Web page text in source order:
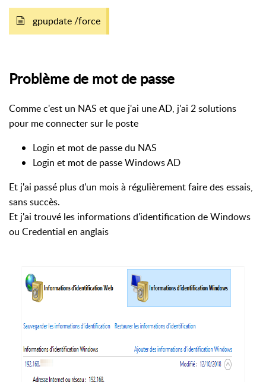
gpupdate /force
Problème de mot de passe
Comme c'est un NAS et que j'ai une AD, j'ai 2 solutions
pour me connecter sur le poste
Login et mot de passe du NAS
Login et mot de passe Windows AD
Et j'ai passé plus d'un mois à régulièrement faire des essais,
sans succès.
Et j'ai trouvé les informations d'identification de Windows
ou Credential en anglais